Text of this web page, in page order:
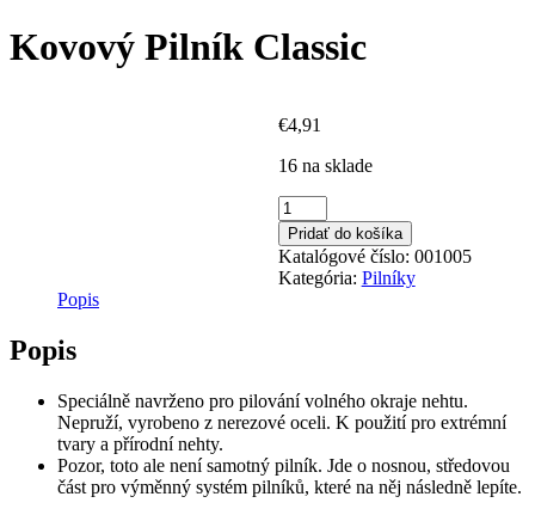
Kovový Pilník Classic
€4,91
16 na sklade
množstvo
Kovový
Pilník
Classic
Pridať do košíka
Katalógové číslo: 001005
Kategória: Pilníky
Popis
Popis
Speciálně navrženo pro pilování volného okraje nehtu.
Nepruží, vyrobeno z nerezové oceli. K použití pro extrémní
tvary a přírodní nehty.
Pozor, toto ale není samotný pilník. Jde o nosnou, středovou
část pro výměnný systém pilníků, které na něj následně lepíte.